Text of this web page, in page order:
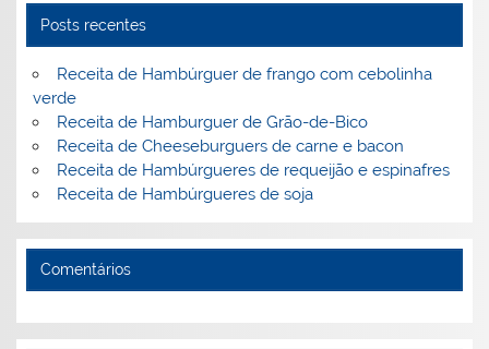
o
k
l
Posts recentes
Receita de Hambúrguer de frango com cebolinha
verde
Receita de Hamburguer de Grão-de-Bico
Receita de Cheeseburguers de carne e bacon
Receita de Hambúrgueres de requeijão e espinafres
Receita de Hambúrgueres de soja
Comentários